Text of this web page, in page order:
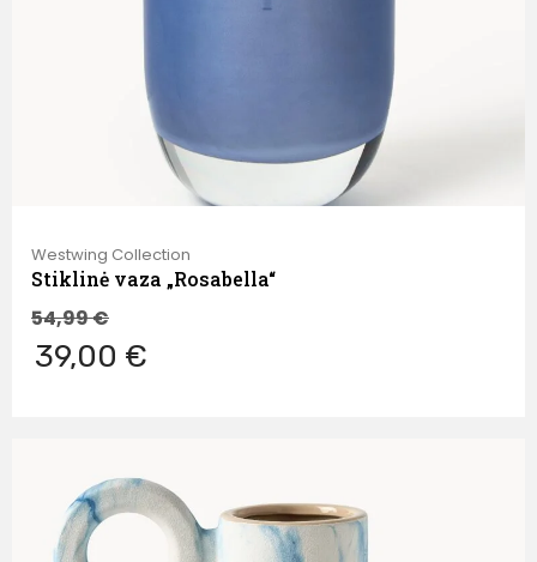
Westwing Collection
Stiklinė vaza „Rosabella“
54,99€
39,00 €